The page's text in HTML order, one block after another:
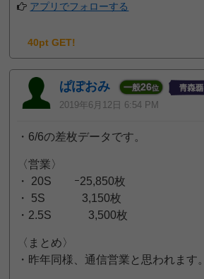
アプリでフォローする
40pt GET!
ぱぽおみ 一般26位
2019年6月12日 6:54 PM
・6/6の差枚データです。
〈営業〉
・ 20S ｰ25,850枚
・ 5S 3,150枚
・2.5S 3,500枚
〈まとめ〉
・昨年同様、通信営業と思われます。